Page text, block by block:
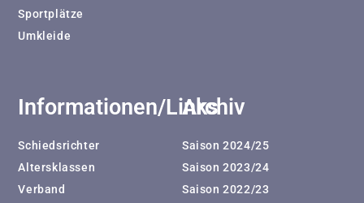
Sportplätze
Umkleide
Informationen/Links
Schiedsrichter
Altersklassen
Verband
Archiv
Saison 2024/25
Saison 2023/24
Saison 2022/23